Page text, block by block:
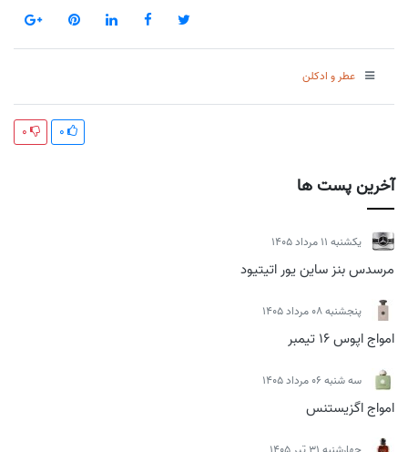
آخرین پست ها
يكشنبه 11 مرداد 1405
مرسدس بنز ساین یور اتیتیود
پنجشنبه 08 مرداد 1405
امواج اپوس 16 تیمبر
سه شنبه 06 مرداد 1405
امواج اگزیستنس
عطر و ادکلن